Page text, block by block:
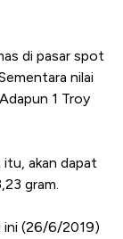
di pasar spot
nilai
1 Troy
itu, akan dapat
gram.
ini (26/6/2019)